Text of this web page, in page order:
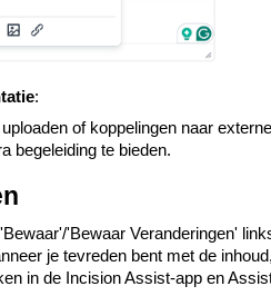
:
of koppelingen naar
begeleiding te bieden.
Bewaar'/'Bewaar Veranderingen'
je tevreden bent met de
in de Incision Assist-app en